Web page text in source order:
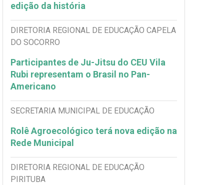
edição da história
DIRETORIA REGIONAL DE EDUCAÇÃO CAPELA
DO SOCORRO
Participantes de Ju-Jitsu do CEU Vila
Rubi representam o Brasil no Pan-
Americano
SECRETARIA MUNICIPAL DE EDUCAÇÃO
Rolê Agroecológico terá nova edição na
Rede Municipal
DIRETORIA REGIONAL DE EDUCAÇÃO
PIRITUBA